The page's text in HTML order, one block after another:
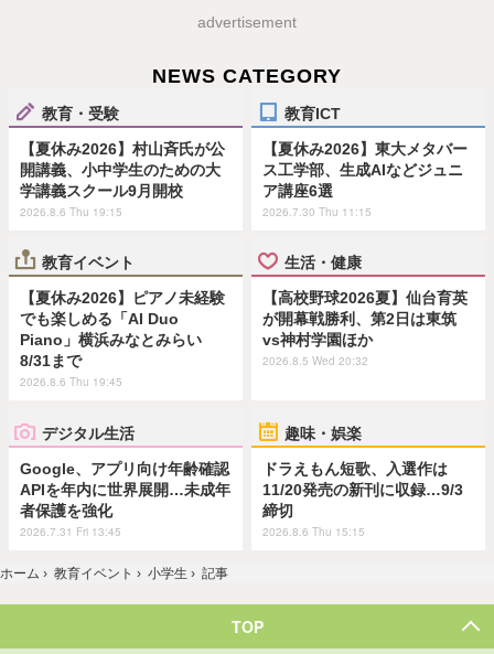
advertisement
NEWS CATEGORY
教育・受験
【夏休み2026】村山斉氏が公
開講義、小中学生のための大
学講義スクール9月開校
2026.8.6 Thu 19:15
教育ICT
【夏休み2026】東大メタバー
ス工学部、生成AIなどジュニ
ア講座6選
2026.7.30 Thu 11:15
教育イベント
【夏休み2026】ピアノ未経験
でも楽しめる「AI Duo
Piano」横浜みなとみらい
8/31まで
2026.8.6 Thu 19:45
生活・健康
【高校野球2026夏】仙台育英
が開幕戦勝利、第2日は東筑
vs神村学園ほか
2026.8.5 Wed 20:32
デジタル生活
Google、アプリ向け年齢確認
APIを年内に世界展開…未成年
者保護を強化
2026.7.31 Fri 13:45
趣味・娯楽
ドラえもん短歌、入選作は
11/20発売の新刊に収録…9/3
締切
2026.8.6 Thu 15:15
ホーム › 教育イベント › 小学生 › 記事
TOP